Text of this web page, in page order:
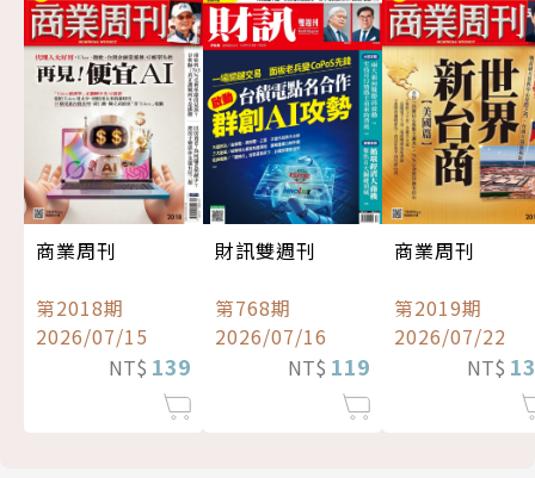
商業周刊
第2018期
2026/07/15
NT$ 139
財訊雙週刊
第768期
2026/07/16
NT$ 119
商業周刊
第2019期
2026/07/22
NT$